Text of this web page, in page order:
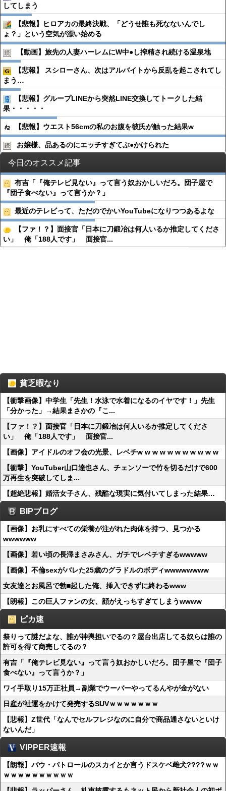
してしまう
【悲報】ヒロアカの最終決戦、「どうせ誰も死なないんでし
ょ？」という空気が漂い始める
【動画】旅先の人妻ハーレムにW中●︎し搾精され続ける温泉地
【悲報】 スシローさん、次はアルバイトから反乱を起こされてし
まう…
【悲報】グループLINEから突然LINE交換してトークした結
果・・・・・
【悲報】ウエスト56cmの私のお腹を彼氏が触った結果w
お嬢様、品あるのにエッチすぎてぶ●︎かけられた
今日のオススメ記事
有吉「『俺テレビ見ない』って言う奴おかしいだろ。団子屋で
『団子食べない』って言うか？」
最近のテレビって、ただのでかいYouTubeになりつつあるよな
【ファ！？】面接官「日本に刀鍛冶は何人いるか推定してくださ
い」 俺「188人です」 面接官...
貧乏暇なり
【衝撃画像】中学生「先生！水泳で水着になるのイヤです！」先生
「分かった」→結果まさかの『こ...
【ファ！？】面接官「日本に刀鍛冶は何人いるか推定してくださ
い」 俺「188人です」 面接官...
【画像】アイドルのオフ会の光景、レベチw w w w w w w w w w w
【衝撃】YouTuber山口達也さん、チェンソーで竹を切るだけで600
万再生を突破してしま...
【超絶悲報】婚活女子さん、残酷な現実に気付いてしまった結果…
BIPブログ
【画像】お乳にすべての栄養が注がれた肉体を持つ、見つかる
wwwwww
【画像】若い頃の長澤まさみさん、ガチでレベチすぎるwwwww
【画像】不倫sexがバレた25歳のグラドルのボディwwwwwwww
女友達とお風呂で勃■起した俺、挿入できずに終わるwww
【朗報】この巨人ファンの女、顔がえっちすぎてしまうwwww
ピカ速
祭りって謎だよな、誰が神輿担いでるの？屋台出店してる奴らは誰の
許可を得て商売してるの？
有吉「『俺テレビ見ない』って言う奴おかしいだろ。団子屋で『団子
食べない』って言うか？」
ワイ手取り15万正社員→副業でウーバーやってるんやが金がない
日産が社運をかけて発売するSUVｗｗｗｗｗｗｗ
【悲報】Z世代「なんでセルフレジなのに自分で商品通さないといけ
ないんだ」
VIPPER速報
【朗報】パウ・パトロールのスカイとか言うドスケベ雌犬????ｗｗ
ｗｗｗｗｗｗｗｗｗｗ